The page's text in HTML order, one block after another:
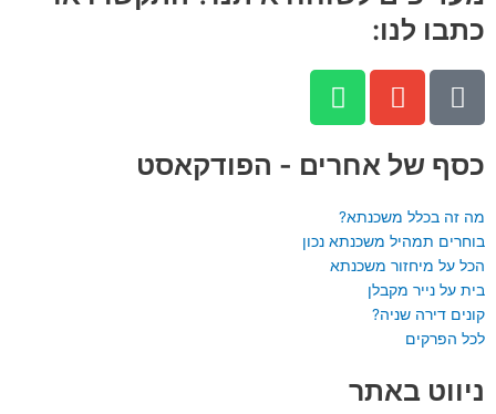
כתבו לנו:
P
h
n
-
a
l
t
E
n
e
o
p
e
W
h
t
a
p
p
ניווט באתר
כסף של אחרים - הפודקאסט
מה זה בכלל משכנתא?
בוחרים תמהיל משכנתא נכון
הכל על מיחזור משכנתא
בית על נייר מקבלן
קונים דירה שניה?
לכל הפרקים